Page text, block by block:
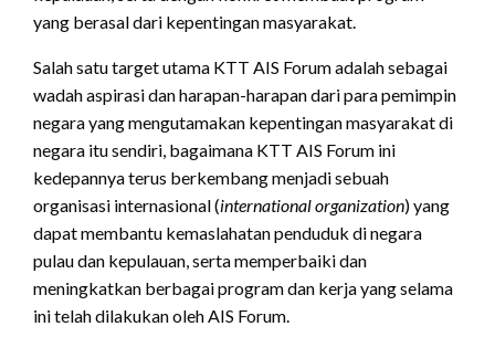
yang berasal dari kepentingan masyarakat.
Salah satu target utama KTT AIS Forum adalah sebagai
wadah aspirasi dan harapan-harapan dari para pemimpin
negara yang mengutamakan kepentingan masyarakat di
negara itu sendiri, bagaimana KTT AIS Forum ini
kedepannya terus berkembang menjadi sebuah
organisasi internasional (international organization) yang
dapat membantu kemaslahatan penduduk di negara
pulau dan kepulauan, serta memperbaiki dan
meningkatkan berbagai program dan kerja yang selama
ini telah dilakukan oleh AIS Forum.